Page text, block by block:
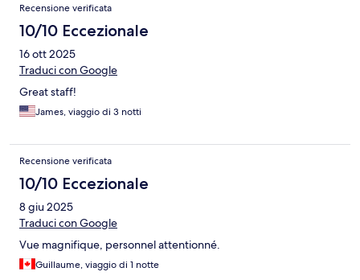
Recensione verificata
10/10 Eccezionale
16 ott 2025
Traduci con Google
Great staff!
James, viaggio di 3 notti
Recensione verificata
10/10 Eccezionale
8 giu 2025
Traduci con Google
Vue magnifique, personnel attentionné.
Guillaume, viaggio di 1 notte